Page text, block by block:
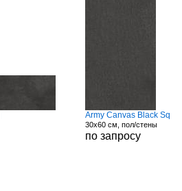
Army Canvas Black Sq
30x60 см, пол/стены
по запросу